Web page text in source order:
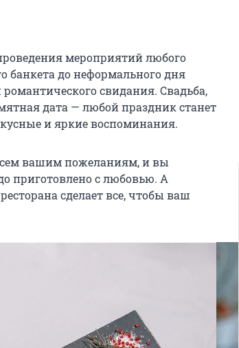
мероприятий любого
банкета до неформального дня
свидания. Свадьба,
дата — любой праздник станет
и яркие воспоминания.
вашим пожеланиям, и вы
приготовлено с любовью. А
сделает все, чтобы ваш